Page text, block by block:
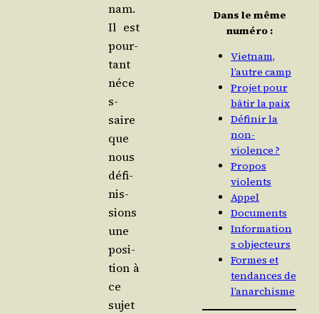
nam.
Il est
pour­
tant
néce
s­
saire
que
nous
défi­
nis­
sions
une
posi­
tion à
ce
sujet
Dans le même
numéro :
Vietnam,
l’autre camp
Projet pour
bâtir la paix
Définir la
non-
violence ?
Propos
violents
Appel
Documents
Information
s objecteurs
Formes et
tendances de
l’anarchisme